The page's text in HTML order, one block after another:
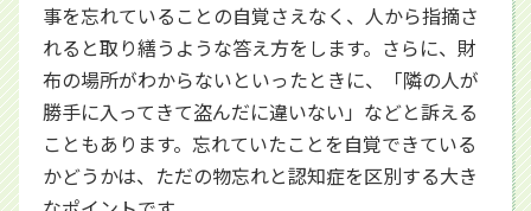
事を忘れていることの自覚さえなく、人から指摘さ
れると取り繕うような答え方をします。さらに、財
布の場所がわからないといったときに、「隣の人が
勝手に入ってきて盗んだに違いない」などと訴える
こともあります。忘れていたことを自覚できている
かどうかは、ただの物忘れと認知症を区別する大き